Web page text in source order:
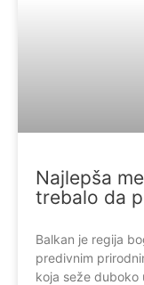
Najlepša
trebalo da
Balkan je regija
predivnim
koja seže duboko